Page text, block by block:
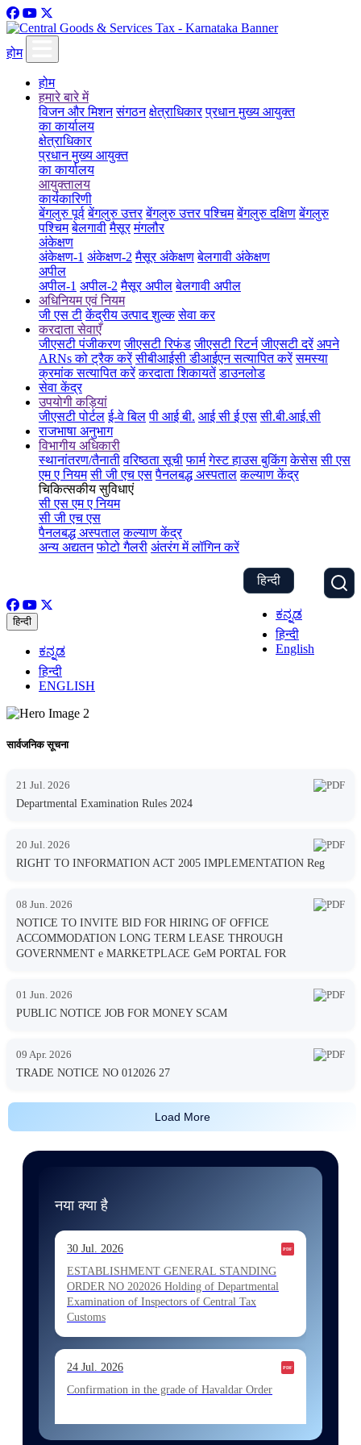
होम
होम
हमारे बारे में
विजन और मिशन संगठन क्षेत्राधिकार प्रधान मुख्य आयुक्त
का कार्यालय
क्षेत्राधिकार
प्रधान मुख्य आयुक्त
का कार्यालय
आयुक्तालय
कार्यकारिणी
बेंगलुरु पूर्व बेंगलुरु उत्तर बेंगलुरु उत्तर पश्चिम बेंगलुरु दक्षिण बेंगलुरु
पश्चिम बेलगावी मैसूर मंगलौर
अंकेक्षण
अंकेक्षण-1 अंकेक्षण-2 मैसूर अंकेक्षण बेलगावी अंकेक्षण
अपील
अपील-1 अपील-2 मैसूर अपील बेलगावी अपील
अधिनियम एवं नियम
जी एस टी केंद्रीय उत्पाद शुल्क सेवा कर
करदाता सेवाएँ
जीएसटी पंजीकरण जीएसटी रिफंड जीएसटी रिटर्न जीएसटी दरें अपने
ARNs को ट्रैक करें सीबीआईसी डीआईएन सत्यापित करें समस्या
क्रमांक सत्यापित करें करदाता शिकायतें डाउनलोड
सेवा केंद्र
उपयोगी कड़ियां
जीएसटी पोर्टल ई-वे बिल पी आई बी. आई सी ई एस सी.बी.आई.सी
राजभाषा अनुभाग
विभागीय अधिकारी
स्थानांतरण/तैनाती वरिष्ठता सूची फार्म गेस्ट हाउस बुकिंग केसेस सी एस
एम ए नियम सी जी एच एस पैनलबद्ध अस्पताल कल्याण केंद्र
चिकित्सकीय सुविधाएं
सी एस एम ए नियम
सी जी एच एस
पैनलबद्ध अस्पताल कल्याण केंद्र
अन्य अद्यतन फोटो गैलरी अंतरंग में लॉगिन करें
हिन्दी
ಕನ್ನಡ
हिन्दी
English
हिन्दी
ಕನ್ನಡ
हिन्दी
ENGLISH
सार्वजनिक सूचना
21 Jul. 2026
Departmental Examination Rules 2024
20 Jul. 2026
RIGHT TO INFORMATION ACT 2005 IMPLEMENTATION Reg
08 Jun. 2026
NOTICE TO INVITE BID FOR HIRING OF OFFICE
ACCOMMODATION LONG TERM LEASE THROUGH
GOVERNMENT e MARKETPLACE GeM PORTAL FOR
01 Jun. 2026
PUBLIC NOTICE JOB FOR MONEY SCAM
09 Apr. 2026
TRADE NOTICE NO 012026 27
Load More
नया क्या है
30 Jul. 2026
ESTABLISHMENT GENERAL STANDING
ORDER NO 202026 Holding of Departmental
Examination of Inspectors of Central Tax
Customs
24 Jul. 2026
Confirmation in the grade of Havaldar Order